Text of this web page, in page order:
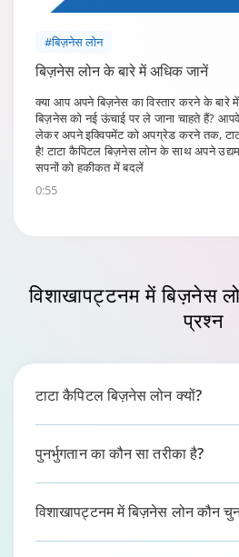
#बिज़नेस लोन
बिज़नेस लोन के बारे में अधिक जानें
क्या आप अपने बिज़नेस का विस्तार करने के बारे
बिज़नेस को नई ऊंचाई पर ले जाना चाहते हैं?
लेकर अपने इक्विपमेंट को अपग्रेड करने तक,
है! टाटा कैपिटल बिज़नेस लोन के साथ अपने
सपनों को हकीकत में बदलें
0:55
विशाखापट्टनममें बिज़नेस
प्रश्न
टाटा कैपिटल बिज़नेस लोन क्यों?
पुनर्भुगतान का कौन सा तरीका है?
विशाखापट्टनम में बिज़नेस लोन कौन